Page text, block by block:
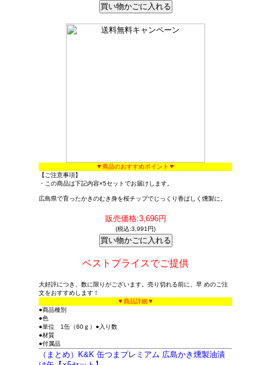
▼商品のおすすめポイント▼
【ご注意事項】
・この商品は下記内容×5セットでお届けします。
広島県で育ったかきのむき身を桜チップでじっくり香ばしく燻製に。
販売価格:3,696円
(税込:3,991円)
ベストプライスでご提供
大好評につき、数に限りがございます。売り切れる前に、早 めのご注
文をおすすめします！
▼商品詳細▼
●商品種別
●色
●単位 1缶（60ｇ）●入り数
●材質
●付属品
（まとめ）K&K 缶つまプレミアム 広島かき燻製油漬